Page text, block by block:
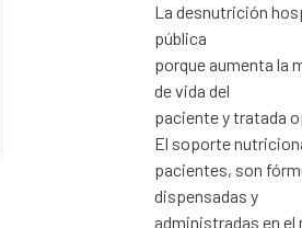
La desnutrición
pública
porque aumenta la
de vida del
paciente y tratada
El soporte
pacientes, son
dispensadas y
administradas en el